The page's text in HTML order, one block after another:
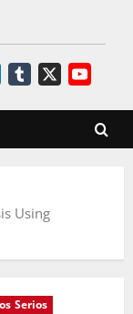
LinkedInTumblr
Using
Serios